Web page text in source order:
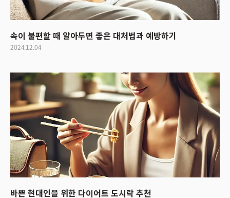
속이 불편할 때 알아두면 좋은 대처법과 예방하기
2024.12.04
바쁜 현대인을 위한 다이어트 도시락 추천